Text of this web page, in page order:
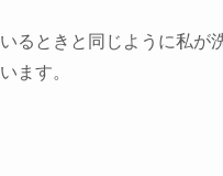
るときと同じように私が
ます。